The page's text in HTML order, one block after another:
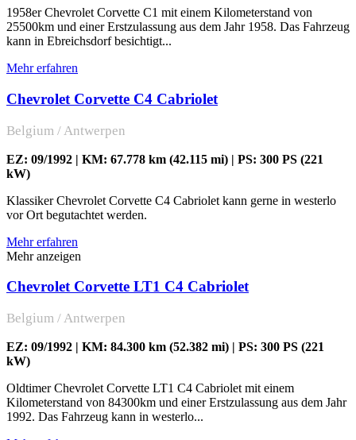
1958er Chevrolet Corvette C1 mit einem Kilometerstand von
25500km und einer Erstzulassung aus dem Jahr 1958. Das Fahrzeug
kann in Ebreichsdorf besichtigt...
Mehr erfahren
Chevrolet Corvette C4 Cabriolet
Belgium / Antwerpen
EZ: 09/1992 | KM: 67.778 km (42.115 mi) | PS: 300 PS (221
kW)
Klassiker Chevrolet Corvette C4 Cabriolet kann gerne in westerlo
vor Ort begutachtet werden.
Mehr erfahren
Mehr anzeigen
Chevrolet Corvette LT1 C4 Cabriolet
Belgium / Antwerpen
EZ: 09/1992 | KM: 84.300 km (52.382 mi) | PS: 300 PS (221
kW)
Oldtimer Chevrolet Corvette LT1 C4 Cabriolet mit einem
Kilometerstand von 84300km und einer Erstzulassung aus dem Jahr
1992. Das Fahrzeug kann in westerlo...